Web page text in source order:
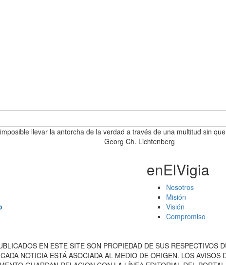
llevar la antorcha de la verdad a través de una multitud sin
Georg Ch. Lichtenberg
enElVigia
Nosotros
Misión
Visión
Compromiso
EN ESTE SITE SON PROPIEDAD DE SUS RESPECTIVOS
NOTICIA ESTÁ ASOCIADA AL MEDIO DE ORIGEN. LOS